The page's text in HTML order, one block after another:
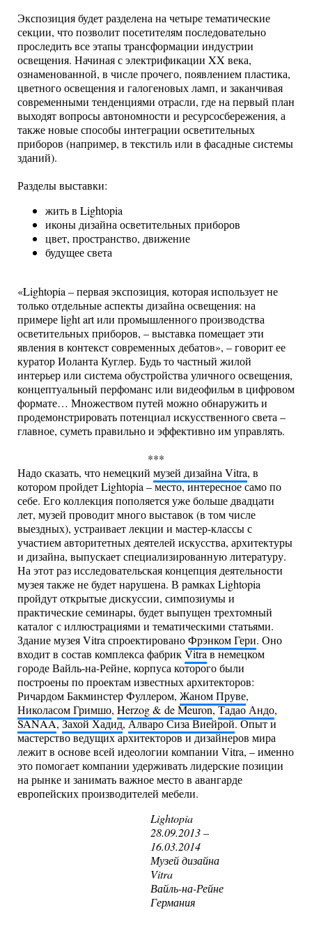
Экспозиция будет разделена на четыре тематические
секции, что позволит посетителям последовательно
проследить все этапы трансформации индустрии
освещения. Начиная с электрификации XX века,
ознаменованной, в числе прочего, появлением пластика,
цветного освещения и галогеновых ламп, и заканчивая
современными тенденциями отрасли, где на первый план
выходят вопросы автономности и ресурсосбережения, а
также новые способы интеграции осветительных
приборов (например, в текстиль или в фасадные системы
зданий).
Разделы выставки:
жить в Lightopia
иконы дизайна осветительных приборов
цвет, пространство, движение
будущее света
«Lightopia – первая экспозиция, которая использует не
только отдельные аспекты дизайна освещения: на
примере light art или промышленного производства
осветительных приборов, – выставка помещает эти
явления в контекст современных дебатов», – говорит ее
куратор Иоланта Куглер. Будь то частный жилой
интерьер или система обустройства уличного освещения,
концептуальный перфоманс или видеофильм в цифровом
формате… Множеством путей можно обнаружить и
продемонстрировать потенциал искусственного света –
главное, суметь правильно и эффективно им управлять.
***
Надо сказать, что немецкий музей дизайна Vitra, в
котором пройдет Lightopia – место, интересное само по
себе. Его коллекция пополяется уже больше двадцати
лет, музей проводит много выставок (в том числе
выездных), устраивает лекции и мастер-классы с
участием авторитетных деятелей искусства, архитектуры
и дизайна, выпускает специализированную литературу.
На этот раз исследовательская концепция деятельности
музея также не будет нарушена. В рамках Lightopia
пройдут открытые дискуссии, симпозиумы и
практические семинары, будет выпущен трехтомный
каталог с иллюстрациями и тематическими статьями.
Здание музея Vitra спроектированоФрэнком Гери. Оно
входит в состав комплекса фабрикVitraв немецком
городе Вайль-на-Рейне, корпуса которого были
построены по проектам известных архитекторов:
Ричардом Бакминстер Фуллером, Жаном Пруве,
Николасом Гримшо, Herzog & de Meuron,Тадао Андо,
SANAA,Захой Хадид,Алваро Сиза Виейрой. Опыт и
мастерство ведущих архитекторов и дизайнеров мира
лежит в основе всей идеологии компании Vitra, – именно
это помогает компании удерживать лидерские позиции
на рынке и занимать важное место в авангарде
европейских производителей мебели.
Lightopia
28.09.2013 –
16.03.2014
Музей дизайна
Vitra
Вайль-на-Рейне
Германия